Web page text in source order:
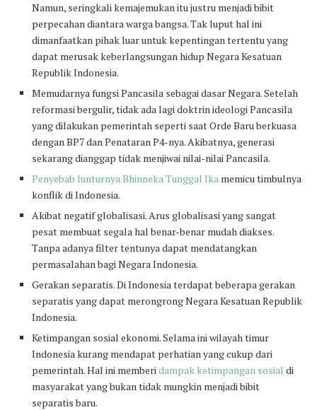
Namun, seringkali kemajemukan itu justru menjadi bibit
perpecahan diantara warga bangsa. Tak luput hal ini
dimanfaatkan pihak luar untuk kepentingan tertentu yang
dapat merusak keberlangsungan hidup Negara Kesatuan
Republik Indonesia.
Memudarnya fungsi Pancasila sebagai dasar Negara. Setelah
reformasi bergulir, tidak ada lagi doktrin ideologi Pancasila
yang dilakukan pemerintah seperti saat Orde Baru berkuasa
dengan BP7 dan Penataran P4-nya. Akibatnya, generasi
sekarang dianggap tidak menjiwai nilai-nilai Pancasila.
Penyebab lunturnya Bhinneka Tunggal Ika memicu timbulnya
konflik di Indonesia.
Akibat negatif globalisasi. Arus globalisasi yang sangat
pesat membuat segala hal benar-benar mudah diakses.
Tanpa adanya filter tentunya dapat mendatangkan
permasalahan bagi Negara Indonesia.
Gerakan separatis. Di Indonesia terdapat beberapa gerakan
separatis yang dapat merongrong Negara Kesatuan Republik
Indonesia.
Ketimpangan sosial ekonomi. Selama ini wilayah timur
Indonesia kurang mendapat perhatian yang cukup dari
pemerintah. Hal ini memberidampak ketimpangan sosial di
masyarakat yang bukan tidak mungkin menjadi bibit
separatis baru.